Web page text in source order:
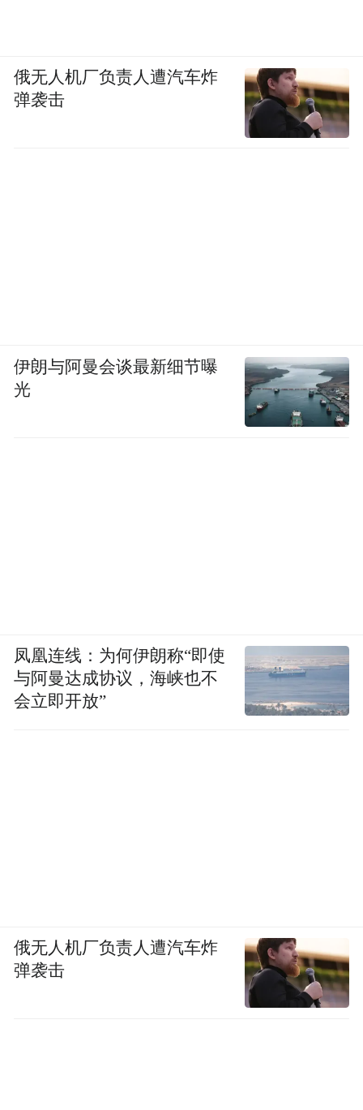
俄无人机厂负责人遭汽车炸
弹袭击
伊朗与阿曼会谈最新细节曝
光
凤凰连线：为何伊朗称“即使
与阿曼达成协议，海峡也不
会立即开放”
俄无人机厂负责人遭汽车炸
弹袭击